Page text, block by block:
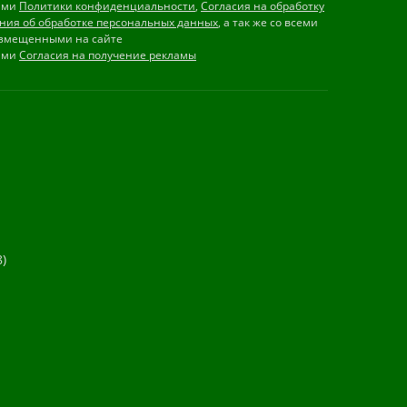
Политики конфиденциальности, Согласия на обработку
об обработке персональных данных, а так же со всеми
на сайте
Согласия на получение рекламы